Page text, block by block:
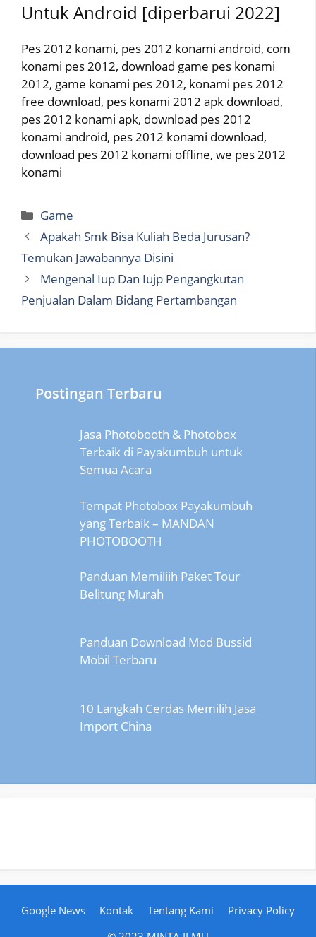
Untuk Android [diperbarui 2022]
Pes 2012 konami, pes 2012 konami android, com
konami pes 2012, download game pes konami
2012, game konami pes 2012, konami pes 2012
free download, pes konami 2012 apk download,
pes 2012 konami apk, download pes 2012
konami android, pes 2012 konami download,
download pes 2012 konami offline, we pes 2012
konami
Categories
Game
Apakah Smk Bisa Kuliah Beda Jurusan?
Temukan Jawabannya Disini
Mengenal Iup Dan Iujp Pengangkutan
Penjualan Dalam Bidang Pertambangan
Postingan Terbaru
Jasa Photobooth & Photobox
Terbaik di Payakumbuh untuk
Semua Acara
Tempat Photobox Payakumbuh
yang Terbaik – MANDAN
PHOTOBOOTH
Panduan Memiliih Paket Tour
Belitung Murah
Panduan Download Mod Bussid
Mobil Terbaru
10 Langkah Cerdas Memilih Jasa
Import China
Google News Kontak Tentang Kami
Privacy Policy